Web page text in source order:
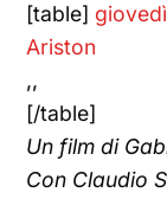
[table]
Ariston
,,
[/table]
Un film di
Con Claudio